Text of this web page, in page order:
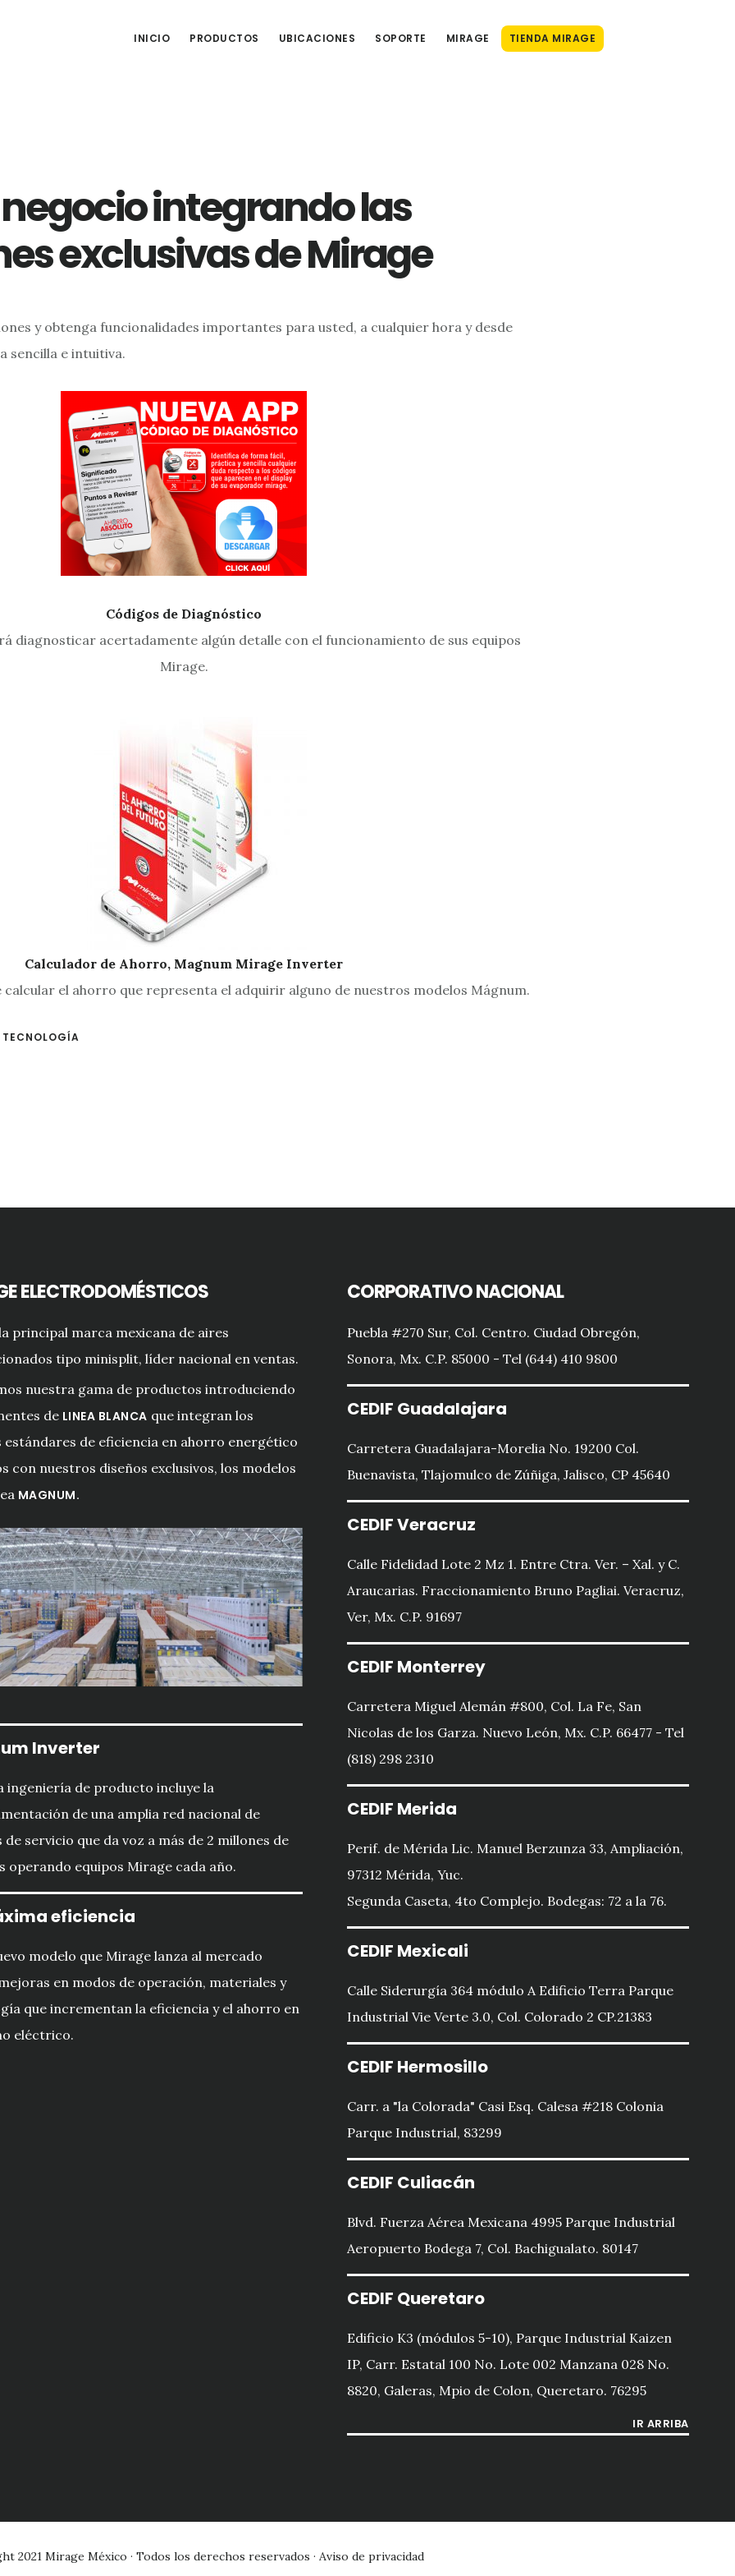
INICIO PRODUCTOS UBICACIONES SOPORTE MIRAGE TIENDA MIRAGE
integrando las
exclusivas de Mirage
y obtenga funcionalidades importantes para usted, a cualquier hora y desde
sencilla e intuitiva.
Códigos de Diagnóstico
diagnosticar acertadamente algún detalle con el funcionamiento de sus equipos
Mirage.
Calculador de Ahorro, Magnum Mirage Inverter
el ahorro que representa el adquirir alguno de nuestros modelos Mágnum.
TECNOLOGÍA
ELECTRODOMÉSTICOS
principal marca mexicana de aires
tipo minisplit, líder nacional en ventas.
nuestra gama de productos introduciendo
de LINEA BLANCA que integran los
estándares de eficiencia en ahorro energético
con nuestros diseños exclusivos, los modelos
MAGNUM.
Inverter
ingeniería de producto incluye la
de una amplia red nacional de
servicio que da voz a más de 2 millones de
operando equipos Mirage cada año.
eficiencia
modelo que Mirage lanza al mercado
en modos de operación, materiales y
que incrementan la eficiencia y el ahorro en
eléctrico.
CORPORATIVO NACIONAL
Puebla #270 Sur, Col. Centro. Ciudad Obregón,
Sonora, Mx. C.P. 85000 - Tel (644) 410 9800
CEDIF Guadalajara
Carretera Guadalajara-Morelia No. 19200 Col.
Buenavista, Tlajomulco de Zúñiga, Jalisco, CP 45640
CEDIF Veracruz
Calle Fidelidad Lote 2 Mz 1. Entre Ctra. Ver. – Xal. y C.
Araucarias. Fraccionamiento Bruno Pagliai. Veracruz,
Ver, Mx. C.P. 91697
CEDIF Monterrey
Carretera Miguel Alemán #800, Col. La Fe, San
Nicolas de los Garza. Nuevo León, Mx. C.P. 66477 - Tel
(818) 298 2310
CEDIF Merida
Perif. de Mérida Lic. Manuel Berzunza 33, Ampliación,
97312 Mérida, Yuc.
Segunda Caseta, 4to Complejo. Bodegas: 72 a la 76.
CEDIF Mexicali
Calle Siderurgía 364 módulo A Edificio Terra Parque
Industrial Vie Verte 3.0, Col. Colorado 2 CP.21383
CEDIF Hermosillo
Carr. a "la Colorada" Casi Esq. Calesa #218 Colonia
Parque Industrial, 83299
CEDIF Culiacán
Blvd. Fuerza Aérea Mexicana 4995 Parque Industrial
Aeropuerto Bodega 7, Col. Bachigualato. 80147
CEDIF Queretaro
Edificio K3 (módulos 5-10), Parque Industrial Kaizen
IP, Carr. Estatal 100 No. Lote 002 Manzana 028 No.
8820, Galeras, Mpio de Colon, Queretaro. 76295
IR ARRIBA
2021 Mirage México · Todos los derechos reservados · Aviso de privacidad